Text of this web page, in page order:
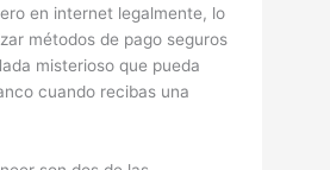
en internet legalmente, lo
métodos de pago seguros
misterioso que pueda
cuando recibas una